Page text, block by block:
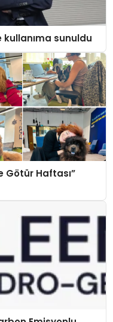
sunuldu
Götür Haftası”